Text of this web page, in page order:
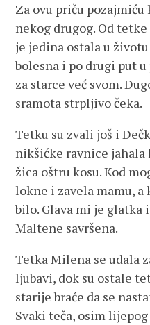
Za ovu priču
nekog drugog. Od
je jedina ostala u
bolesna i po drugi put
za starce već svom.
sramota strpljivo čeka.
Tetku su zvali još i
nikšićke ravnice
žica oštru kosu. Kod
lokne i zavela mamu,
bilo. Glava mi je glatka
Maltene savršena.
Tetka Milena se udala
ljubavi, dok su ostale
starije braće da se
Svaki teča, osim